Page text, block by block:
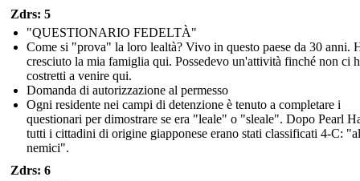
Zdrs: 5
"QUESTIONARIO FEDELTÀ"
Come si "prova" la loro lealtà? Vivo in questo paese da 30 anni.
cresciuto la mia famiglia qui. Possedevo un'attività finché non ci
costretti a venire qui.
Domanda di autorizzazione al permesso
Ogni residente nei campi di detenzione è tenuto a completare i
questionari per dimostrare se era "leale" o "sleale". Dopo Pearl
tutti i cittadini di origine giapponese erano stati classificati 4-C:
nemici".
Zdrs: 6